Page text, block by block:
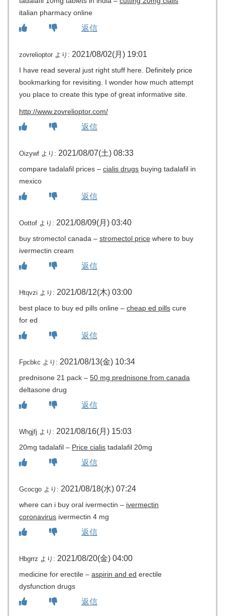
italian pharmacy online
返信
zovrelioptor より: 2021/08/02(月) 19:01
I have read several just right stuff here. Definitely price
bookmarking for revisiting. I wonder how much attempt
you place to create this type of great informative site.
http://www.zovrelioptor.com/
返信
Oizywf より: 2021/08/07(土) 08:33
compare tadalafil prices – cialis drugs buying tadalafil in
mexico
返信
Oottof より: 2021/08/09(月) 03:40
buy stromectol canada – stromectol price where to buy
ivermectin cream
返信
Htqvzi より: 2021/08/12(木) 03:00
best place to buy ed pills online – cheap ed pills cure
for ed
返信
Fpcbkc より: 2021/08/13(金) 10:34
prednisone 21 pack – 50 mg prednisone from canada
deltasone drug
返信
Whgjfj より: 2021/08/16(月) 15:03
20mg tadalafil – Price cialis tadalafil 20mg
返信
Gcocgo より: 2021/08/18(水) 07:24
where can i buy oral ivermectin – ivermectin
coronavirus ivermectin 4 mg
返信
Hbgrrz より: 2021/08/20(金) 04:00
medicine for erectile – aspirin and ed erectile
dysfunction drugs
返信